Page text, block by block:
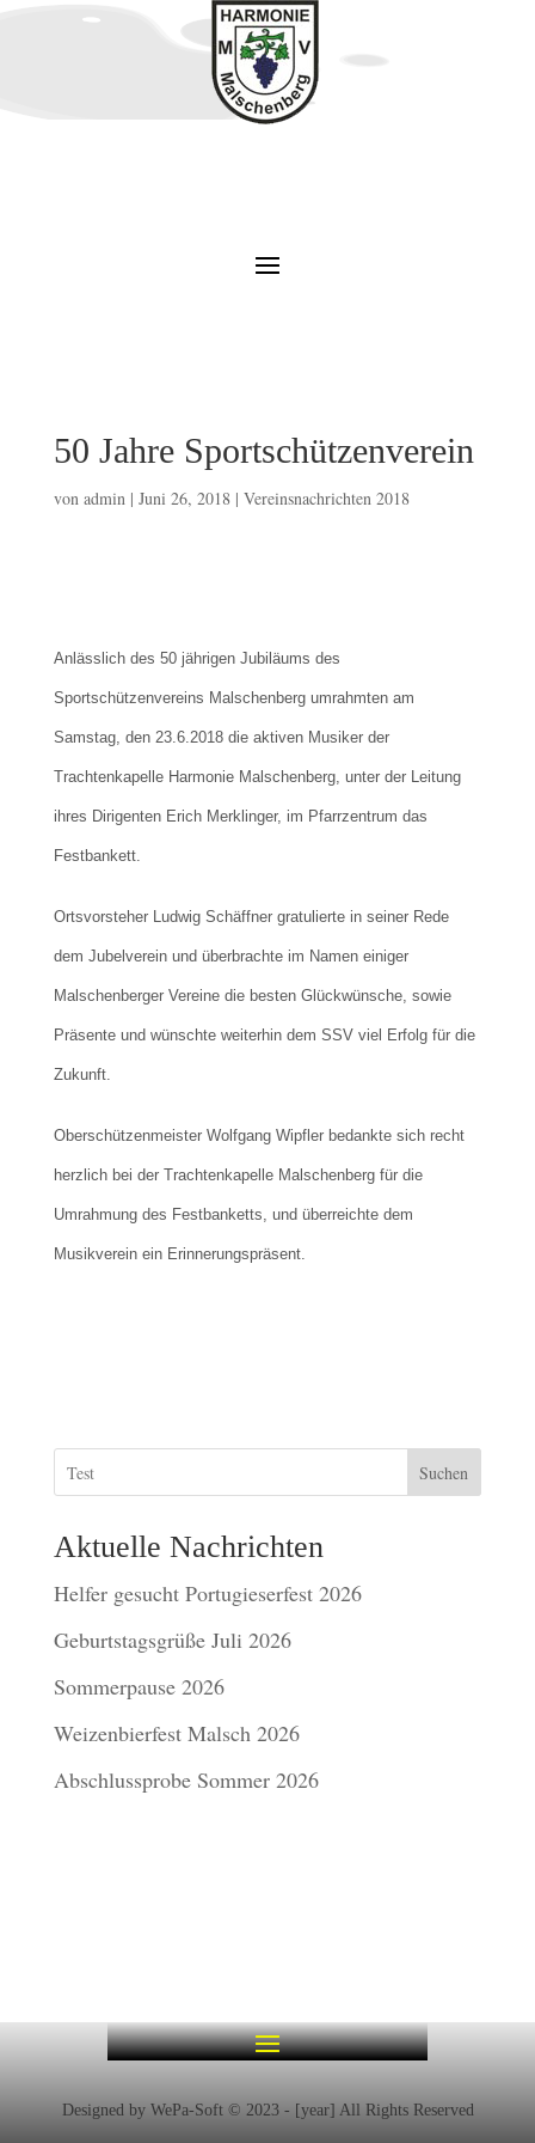
50 Jahre Sportschützenverein
von admin| Juni 26, 2018| Vereinsnachrichten 2018
Anlässlich des 50 jährigen Jubiläums des
Sportschützenvereins Malschenberg umrahmten am
Samstag, den 23.6.2018 die aktiven Musiker der
Trachtenkapelle Harmonie Malschenberg, unter der Leitung
ihres Dirigenten Erich Merklinger, im Pfarrzentrum das
Festbankett.
Ortsvorsteher Ludwig Schäffner gratulierte in seiner Rede
dem Jubelverein und überbrachte im Namen einiger
Malschenberger Vereine die besten Glückwünsche, sowie
Präsente und wünschte weiterhin dem SSV viel Erfolg für die
Zukunft.
Oberschützenmeister Wolfgang Wipfler bedankte sich recht
herzlich bei der Trachtenkapelle Malschenberg für die
Umrahmung des Festbanketts, und überreichte dem
Musikverein ein Erinnerungspräsent.
Suchen
Aktuelle Nachrichten
Helfer gesucht Portugieserfest 2026
Geburtstagsgrüße Juli 2026
Sommerpause 2026
Weizenbierfest Malsch 2026
Abschlussprobe Sommer 2026
Designed by WePa-Soft © 2023 - [year] All Rights Reserved